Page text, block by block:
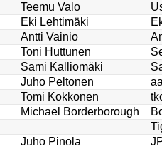
Teemu Valo
Eki Lehtimäki
Antti Vainio
Toni Huttunen
Sami Kalliomäki
Juho Peltonen
Tomi Kokkonen
Michael Borderborough
Juho Pinola